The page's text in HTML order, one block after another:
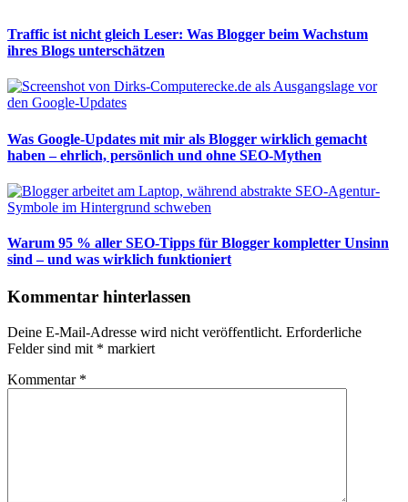
Traffic ist nicht gleich Leser: Was Blogger beim Wachstum
ihres Blogs unterschätzen
Was Google-Updates mit mir als Blogger wirklich gemacht
haben – ehrlich, persönlich und ohne SEO-Mythen
Warum 95 % aller SEO-Tipps für Blogger kompletter Unsinn
sind – und was wirklich funktioniert
Kommentar hinterlassen
Deine E-Mail-Adresse wird nicht veröffentlicht. Erforderliche
Felder sind mit * markiert
Kommentar *